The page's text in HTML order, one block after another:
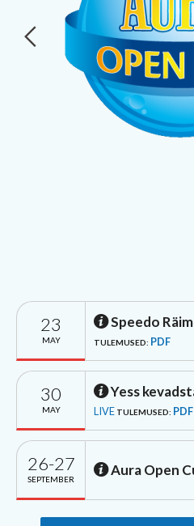
23
MAY
Speedo
TULEMUSED: PDF
30
MAY
Yess
LIVE TULEMUSED: PDF
26-27
SEPTEMBER
Aura Open